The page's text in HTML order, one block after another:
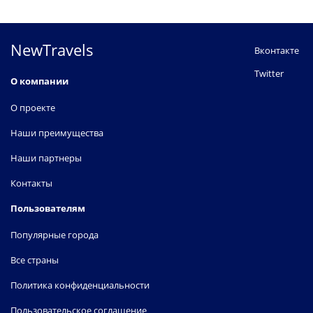
NewTravels
О компании
О проекте
Наши преимущества
Наши партнеры
Контакты
Пользователям
Популярные города
Все страны
Политика конфиденциальности
Вконтакте
Twitter